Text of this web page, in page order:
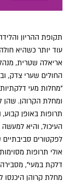
תקופת ההריון
עוד יותר כשהיא
אריאלה שטרית,
החולים שערי צדק,
"מחלות מעי
ומחלת הקרוהן. שהן
תרופות באופן
העיכול, והיא
לפקטורים
אולי תרופות
דלקת במעי",
מחלת קרוהן היכנסו